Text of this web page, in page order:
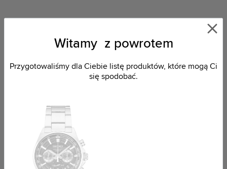
Seiko Sports SUR503P1
799,00 zł
Witamy z powrotem
Przygotowaliśmy dla Ciebie listę produktów, które mogą Ci
się spodobać.